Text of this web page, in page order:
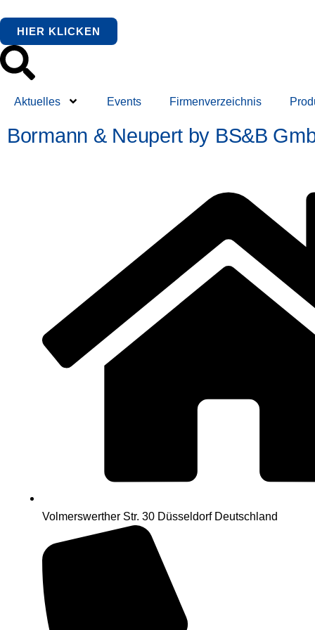
HIER KLICKEN
Aktuelles Events Firmenverzeichnis
Bormann & Neupert by BS&B
Volmerswerther Str. 30 Düsseldorf Deutschland